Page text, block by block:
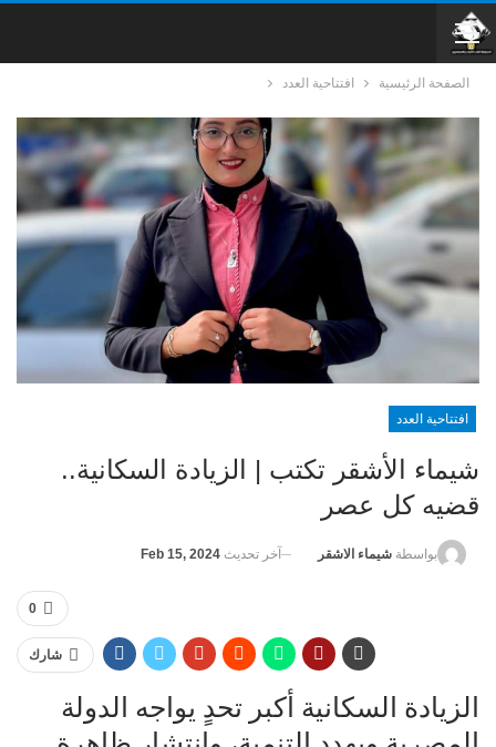
الصفحة الرئيسية افتتاحية العدد
افتتاحية العدد
شيماء الأشقر تكتب | الزيادة السكانية..
قضيه كل عصر
بواسطة شيماء الاشقر آخر تحديث Feb 15, 2024
0
شارك
الزيادة السكانية أكبر تحدٍ يواجه الدولة